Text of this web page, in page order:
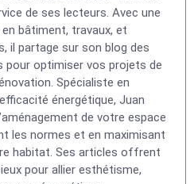
de ses lecteurs. Avec une
bâtiment, travaux, et
il partage sur son blog des
pour optimiser vos projets de
Spécialiste en
énergétique, Juan
de votre espace
les normes et en maximisant
habitat. Ses articles offrent
pour allier esthétisme,